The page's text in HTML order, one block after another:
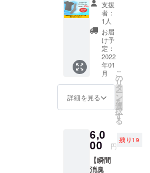
PRONI
CAのサ
イズは
24cmか
ら27cm
です。
※送料込
みのお
値段で
す。
トでお
届けし
ます。
定価定
17,050
円の商
品をク
ラウド
ファン
6,000円
でご案
す。 ※
レー）L
サイズ
＆靴下
（グ
レー）
セッ
ト】 瞬
間消臭
シャツ
PRONI
CA（グ
レー）L
と瞬間
消臭靴
下
PRONI
支援
者：
1人
お届
け予
定：
2022
年01
月
詳細を見る
こ
の
リ
タ
ー
ン
を
選
択
す
る
6,0
00 円
残り19
【瞬間
消臭